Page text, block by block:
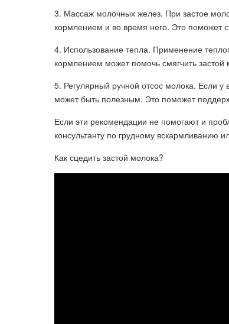
3. Массаж молочных желез. При застое
кормлением и во время него. Это поможет
4. Использование тепла. Применение
кормлением может помочь смягчить застой
5. Регулярный ручной отсос молока. Если у
может быть полезным. Это поможет
Если эти рекомендации не помогают и
консультанту по грудному
Как сцедить застой молока?